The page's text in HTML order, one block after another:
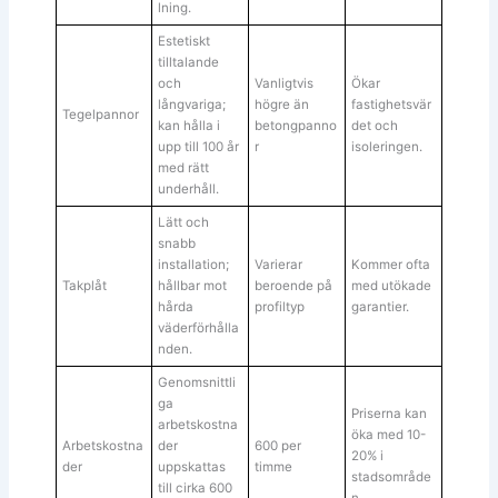
lning.
Tegelpannor
Estetiskt
tilltalande
och
långvariga;
kan hålla i
upp till 100 år
med rätt
underhåll.
Vanligtvis
högre än
betongpanno
r
Ökar
fastighetsvär
det och
isoleringen.
Takplåt
Lätt och
snabb
installation;
hållbar mot
hårda
väderförhålla
nden.
Varierar
beroende på
profiltyp
Kommer ofta
med utökade
garantier.
Arbetskostna
der
Genomsnittli
ga
arbetskostna
der
uppskattas
till cirka 600
600 per
timme
Priserna kan
öka med 10-
20% i
stadsområde